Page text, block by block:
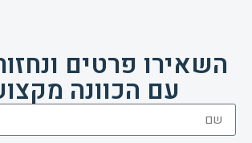
השאירו פרטים
עם הכוונה